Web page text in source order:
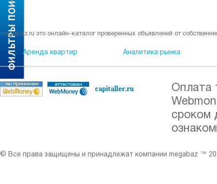
megabaz.ru это онлайн-каталог проверенных объявлений от
Аренда квартир Аналитика рынка
Оплата
сроком
© Все права защищены и принадлежат компании megabaz ™